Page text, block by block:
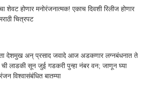
शेवट होणार मनोरंजनात्मक! एकाच दिवशी रिलीज होणार
चित्रपट
देशमुख अन् प्रसाद जवादे आज अडकणार लग्नबंधनात ते
लाडकी सून जुई गडकरी पुन्हा नंबर वन; जाणून घ्या
विश्वासंबंधित बातम्या